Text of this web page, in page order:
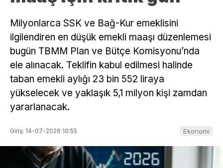
Milyonlarca SSK ve Bağ-Kur emeklisini
ilgilendiren en düşük emekli maaşı düzenlemesi
bugün TBMM Plan ve Bütçe Komisyonu’nda
ele alınacak. Teklifin kabul edilmesi halinde
taban emekli aylığı 23 bin 552 liraya
yükselecek ve yaklaşık 5,1 milyon kişi zamdan
yararlanacak.
Giriş: 14-07-2026 10:55 Ekonomi